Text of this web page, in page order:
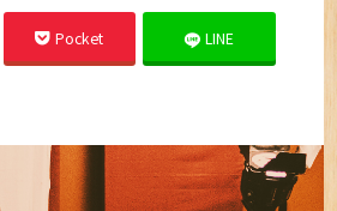
Pocket LINE